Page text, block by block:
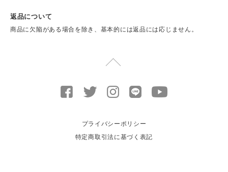
返品について
商品に欠陥がある場合を除き、基本的には返品には応じません。
プライバシーポリシー
特定商取引法に基づく表記